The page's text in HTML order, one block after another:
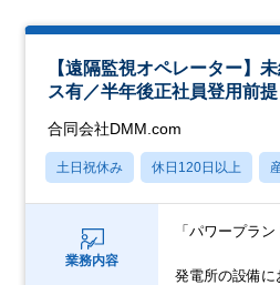
【遠隔監視オペレーター】
ス有／半年後正社員登用前提
合同会社DMM.com
土日祝休み 休日120日以上
業務内容
「パワープラ
発電所の設備